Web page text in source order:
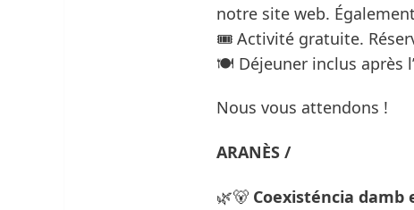
notre site web.
🎟️ Activité gratuite.
🍽️ Déjeuner inclus après
Nous vous attendons !
ARANÈS /
🌿🐻 Coexisténcia